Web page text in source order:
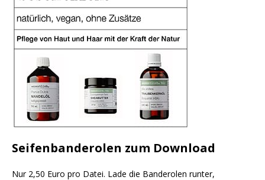
Seifenbanderolen zum Download
Nur 2,50 Euro pro Datei. Lade die Banderolen runter,